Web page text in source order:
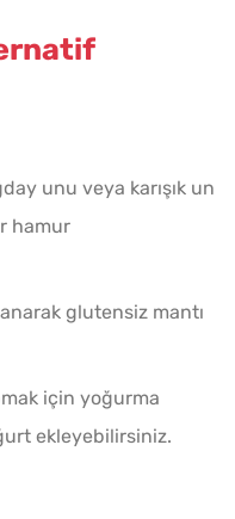
unu veya karışık un
hamur
glutensiz mantı
için yoğurma
ekleyebilirsiniz.